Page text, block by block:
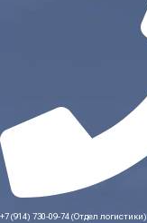
+7 (914) 730-09-74 (Отдел логистики)